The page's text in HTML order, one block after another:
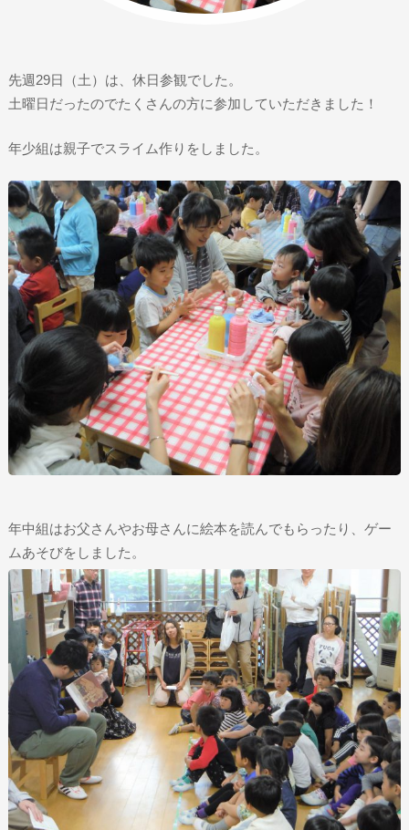
先週29日（土）は、休日参観でした。
土曜日だったのでたくさんの方に参加していただきました！
年少組は親子でスライム作りをしました。
年中組はお父さんやお母さんに絵本を読んでもらったり、ゲー
ムあそびをしました。